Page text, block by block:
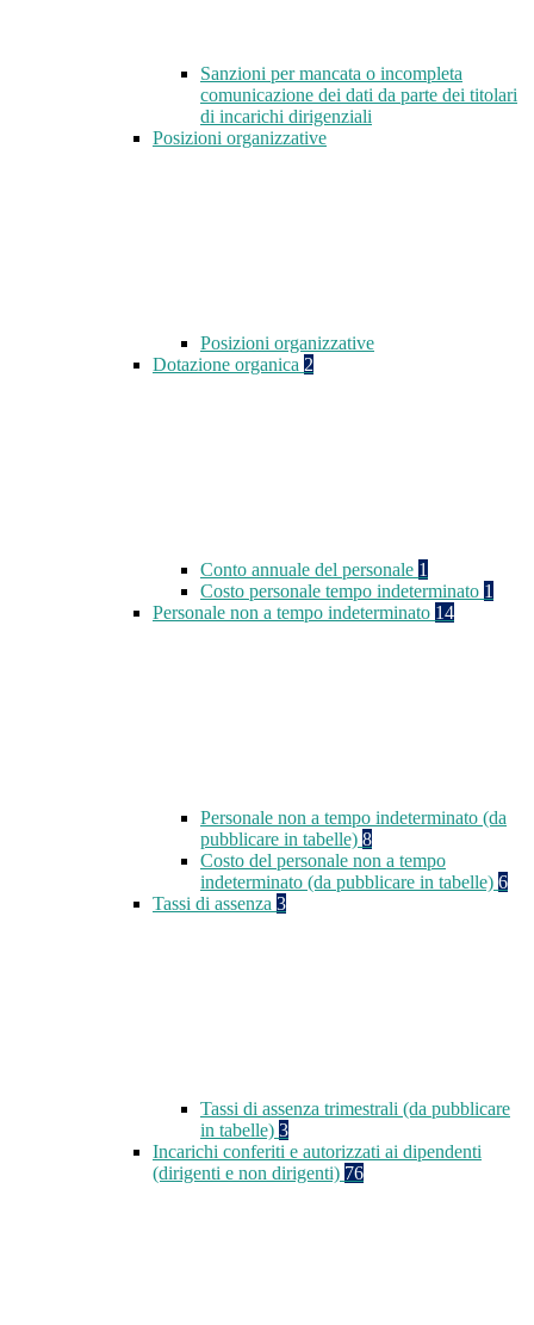
Sanzioni per mancata o incompleta
comunicazione dei dati da parte dei titolari
di incarichi dirigenziali
Posizioni organizzative
Posizioni organizzative
Dotazione organica 2
Conto annuale del personale 1
Costo personale tempo indeterminato 1
Personale non a tempo indeterminato 14
Personale non a tempo indeterminato (da
pubblicare in tabelle) 8
Costo del personale non a tempo
indeterminato (da pubblicare in tabelle) 6
Tassi di assenza 3
Tassi di assenza trimestrali (da pubblicare
in tabelle) 3
Incarichi conferiti e autorizzati ai dipendenti
(dirigenti e non dirigenti) 76